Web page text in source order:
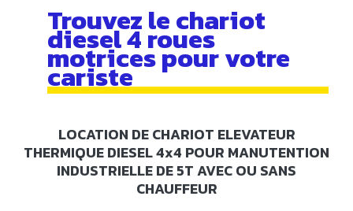
Trouvez le chariot
diesel 4 roues
motrices pour votre
cariste
LOCATION DE CHARIOT ELEVATEUR
THERMIQUE DIESEL 4x4 POUR MANUTENTION
INDUSTRIELLE DE 5T AVEC OU SANS
CHAUFFEUR